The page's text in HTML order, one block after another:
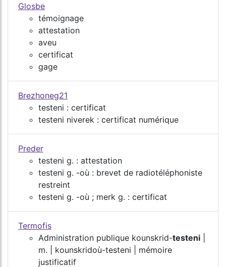
Glosbe
témoignage
attestation
aveu
certificat
gage
Brezhoneg21
testeni : certificat
testeni niverek : certificat numérique
Preder
testeni g. : attestation
testeni g. -où : brevet de radiotéléphoniste
restreint
testeni g. -où ; merk g. : certificat
Termofis
Administration publique kounskrid-testeni
m. | kounskridoù-testeni | mémoire
justificatif